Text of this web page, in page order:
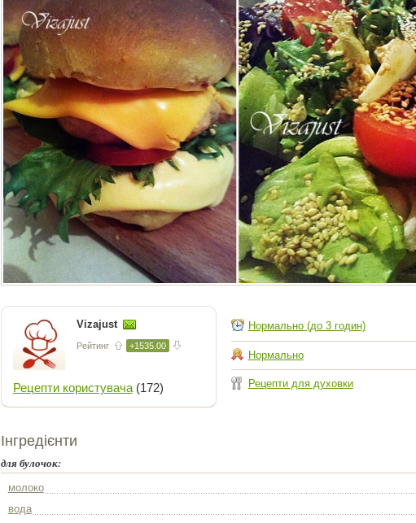
Vizajust
Рейтинг +1535.00
Рецепти користувача(172)
Нормально (до 3 годин)
Нормально
Рецепти для духовки
Інгредієнти
для булочок:
молоко
вода